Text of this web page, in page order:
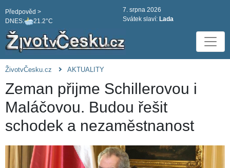
DNES: 21.2°C
Předpověd >
7. srpna 2026
Svátek slaví: Lada
ŽivotvČesku.cz AKTUALITY
Zeman přijme Schillerovou i
Maláčovou. Budou řešit
schodek a nezaměstnanost